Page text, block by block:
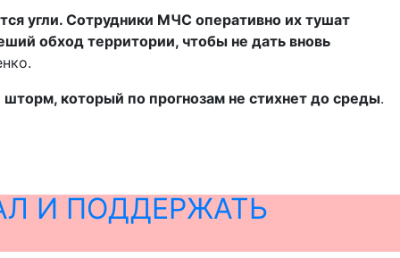
угли. Сотрудники МЧС оперативно их тушат
обход территории, чтобы не дать вновь
который по прогнозам не стихнет до среды.
И ПОДДЕРЖАТЬ